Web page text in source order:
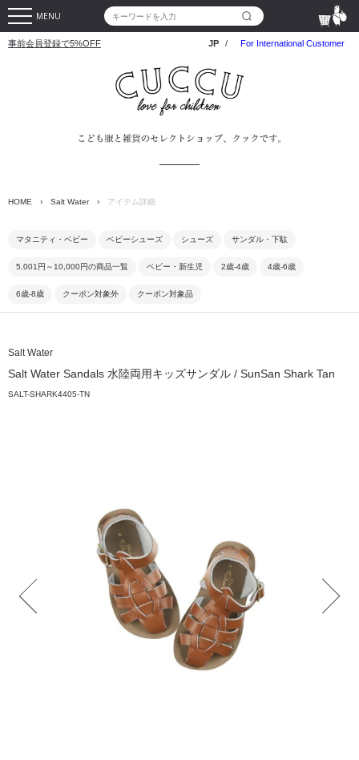
MENU
事前会員登録で5%OFF JP / For International Customer
HOME › Salt Water › アイテム詳細
マタニティ・ベビー ベビーシューズ シューズ サンダル・下駄
5,001円～10,000円の商品一覧 ベビー・新生児 2歳-4歳 4歳-6歳
6歳-8歳 クーポン対象外 クーポン対象品
Salt Water
Salt Water Sandals 水陸両用キッズサンダル / SunSan Shark Tan
SALT-SHARK4405-TN